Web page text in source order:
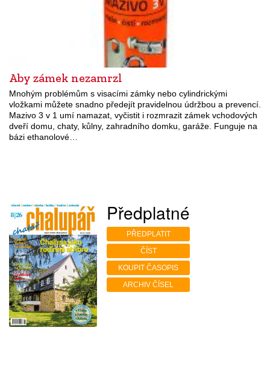
Aby zámek nezamrzl
Mnohým problémům s visacími zámky nebo cylindrickými
vložkami můžete snadno předejít pravidelnou údržbou a prevencí.
Mazivo 3 v 1 umí namazat, vyčistit i rozmrazit zámek vchodových
dveří domu, chaty, kůlny, zahradního domku, garáže. Funguje na
bázi ethanolové…
Předplatné
PŘEDPLATIT
ČÍST
KOUPIT ČASOPIS
ARCHIV ČÍSEL